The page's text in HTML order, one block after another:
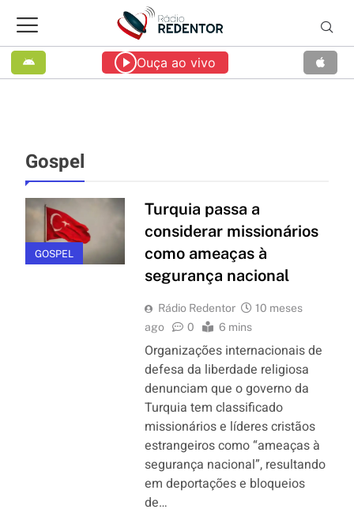
Ouça ao vivo
Gospel
GOSPEL
Turquia passa a
considerar missionários
como ameaças à
segurança nacional
Rádio Redentor
10 meses
ago
0 6 mins
Organizações internacionais de
defesa da liberdade religiosa
denunciam que o governo da
Turquia tem classificado
missionários e líderes cristãos
estrangeiros como “ameaças à
segurança nacional”, resultando
em deportações e bloqueios
de…